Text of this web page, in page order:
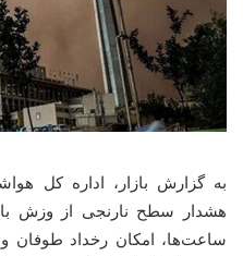
به گزارش بازار، اداره کل
هشدار سطح نارنجی از وزش
ساعت‌ها، امکان رخداد طوفان